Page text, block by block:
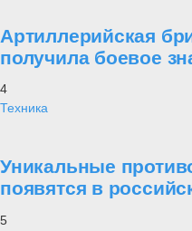
Артиллерийская
получила боевое
4
Техника
Уникальные
появятся в
5